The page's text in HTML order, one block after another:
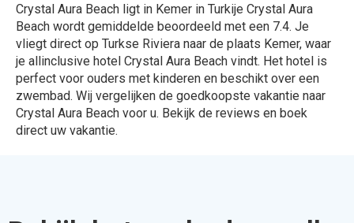
Crystal Aura Beach ligt in Kemer in Turkije Crystal Aura
Beach wordt gemiddelde beoordeeld met een 7.4. Je
vliegt direct op Turkse Riviera naar de plaats Kemer, waar
je allinclusive hotel Crystal Aura Beach vindt. Het hotel is
perfect voor ouders met kinderen en beschikt over een
zwembad. Wij vergelijken de goedkoopste vakantie naar
Crystal Aura Beach voor u. Bekijk de reviews en boek
direct uw vakantie.